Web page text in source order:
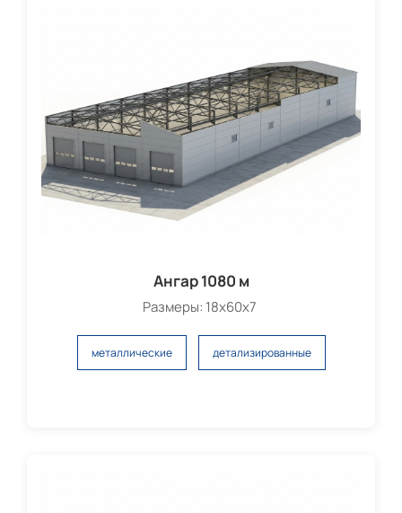
Ангар 1080 м
Размеры: 18х60х7
металлические детализированные